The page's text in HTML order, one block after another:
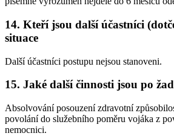
14. Kteří jsou další účastníci
situace
Další účastníci postupu nejsou stanoveni.
15. Jaké další činnosti jsou po
Absolvování posouzení zdravotní
povolání do služebního poměru vojáka z
nemocnici.